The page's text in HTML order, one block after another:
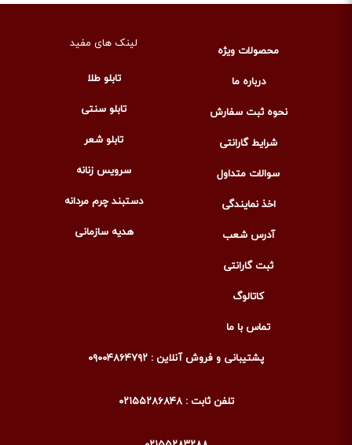
محصولات ویژه
درباره ما
نحوه ثبت سفارش
شرایط گارانتی
سوالات متداول
اخذ نمایندگی
آدرس شعب
ثبت گارانتی
کاتالوگ
تماس با ما
لینک های مفید
تابلو طلا
تابلو سنتی
تابلو شعر
سرویس زنانه
دستبند چرم مردانه
هدیه سازمانی
پشتیبانی و فروش آنلاین : ۰۹۰۰۴۸۶۴۷۹۲
تلفن ثابت : ۰۲۱۵۵۲۸۶۸۴۸